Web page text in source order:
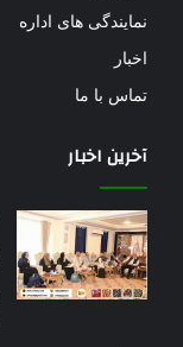
نمایندگی های اداره
اخبار
تماس با ما
آخرین اخبار